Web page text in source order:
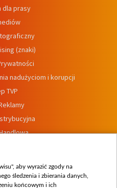
dla prasy
(znaki)
nadużyciom i korupcji
TVP
wewnętrznych
aby wyrazić zgody na
śledzenia i zbierania danych,
końcowym i ich